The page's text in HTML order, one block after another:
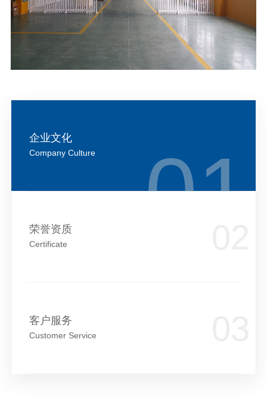
企业文化
Company Culture
荣誉资质
Certificate
客户服务
Customer Service